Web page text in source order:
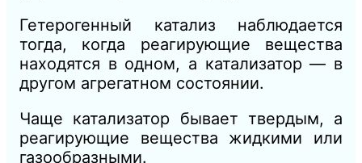
Гетерогенный катализ наблюдается
тогда, когда реагирующие вещества
находятся в одном, а катализатор — в
другом агрегатном состоянии.
Чаще катализатор бывает твердым, а
реагирующие вещества жидкими или
газообразными.